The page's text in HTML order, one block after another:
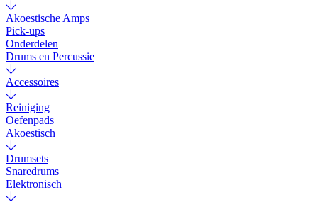
Akoestische Amps
Pick-ups
Onderdelen
Drums en Percussie
Accessoires
Reiniging
Oefenpads
Akoestisch
Drumsets
Snaredrums
Elektronisch